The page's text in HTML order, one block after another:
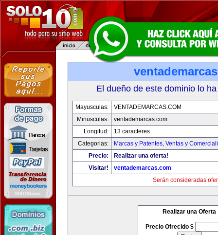
El dueño de este dominio lo
Mayusculas:
VENTADEMARCAS.COM
Minusculas:
ventademarcas.com
Longitud:
13 caracteres
Categorias:
Marcas y Patentes, Ventas y
Precio:
Realizar una oferta!
Visitar!
ventademarcas.com
Serán consideradas
Realizar una Oferta
Precio Ofrecido $